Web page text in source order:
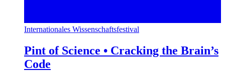
Internationales Wissenschaftsfestival
Pint of Science • Cracking the Brain’s
Code